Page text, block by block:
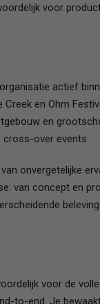
voor
actief
en Ohm
en
cross-over events.
onvergetelijke
van concept en
beleving.
voor de
to-end. Je